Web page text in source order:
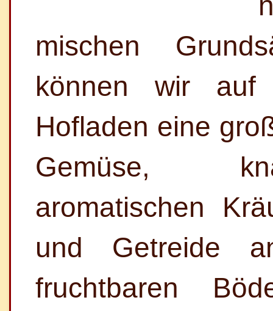
mischen
können wir
Hofladen eine
Gemüse,
aromatischen
und Getreide
fruchtbaren